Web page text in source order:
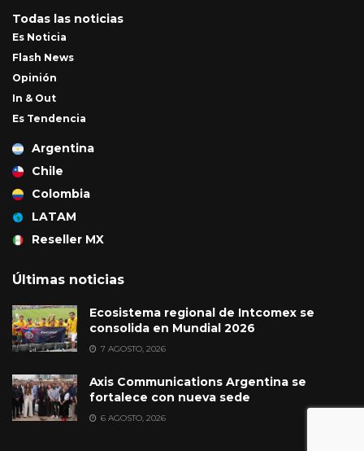
Todas las noticias
Es Noticia
Flash News
Opinión
In & Out
Es Tendencia
Argentina
Chile
Colombia
LATAM
Reseller MX
Últimas noticias
Ecosistema regional de Intcomex se
consolida en Mundial 2026
7 AGOSTO, 2026
Axis Communications Argentina se
fortalece con nueva sede
6 AGOSTO, 2026